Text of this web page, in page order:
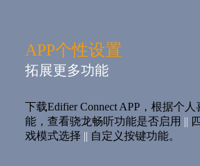
APP个性设置
拓展更多功能
下载Edifier Connect APP，根据个
能，查看骁龙畅听功能是否启用
戏模式选择
自定义按键功能。